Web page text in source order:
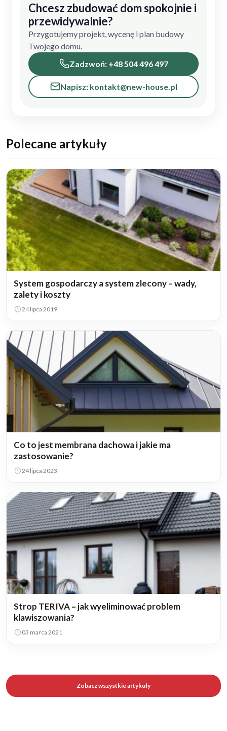
Chcesz zbudować dom spokojnie i
przewidywalnie?
Przygotujemy projekt, wycenę i plan budowy
Twojego domu.
Zadzwoń: +48 504 496 497
Napisz: kontakt@new-house.pl
Polecane artykuły
System gospodarczy a system zlecony – wady,
zalety i koszty
24 lipca 2019
Co to jest membrana dachowa i jakie ma
zastosowanie?
24 lipca 2023
Strop TERIVA – jak wyeliminować problem
klawiszowania?
03 marca 2021
Zobacz wszystkie artykuły